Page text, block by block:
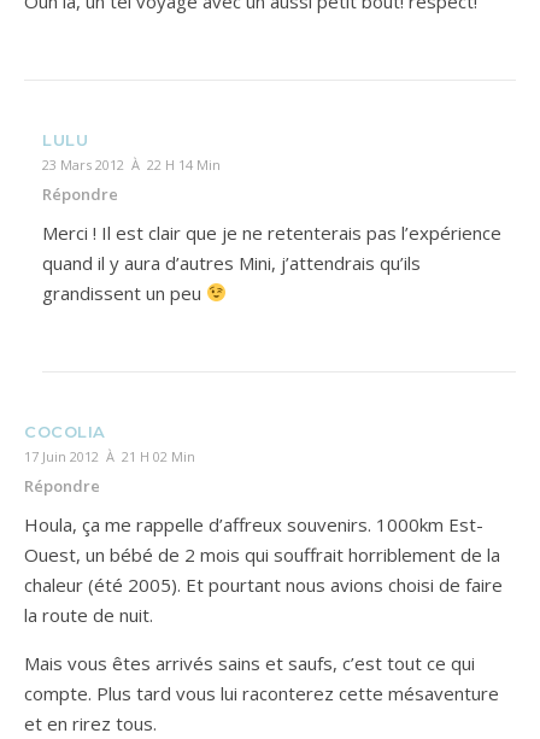
LULU
23 Mars 2012 À 22 H 14 Min
Répondre
Merci ! Il est clair que je ne retenterais pas l’expérience
quand il y aura d’autres Mini, j’attendrais qu’ils
grandissent un peu
COCOLIA
17 Juin 2012 À 21 H 02 Min
Répondre
Houla, ça me rappelle d’affreux souvenirs. 1000km Est-
Ouest, un bébé de 2 mois qui souffrait horriblement de la
chaleur (été 2005). Et pourtant nous avions choisi de faire
la route de nuit.
Mais vous êtes arrivés sains et saufs, c’est tout ce qui
compte. Plus tard vous lui raconterez cette mésaventure
et en rirez tous.